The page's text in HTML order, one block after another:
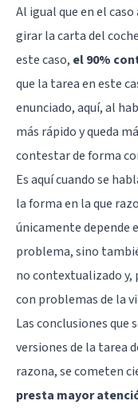
Al igual que en el
girar la carta del
este caso, el 90%
que la tarea en este
enunciado, aquí, al
más rápido y queda
contestar de forma
Es aquí cuando se
la forma en la que
únicamente depende
problema, sino
no contextualizado
con problemas de la
Las conclusiones que
versiones de la tarea
razona, se cometen
presta mayor